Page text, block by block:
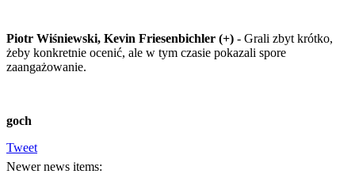
Piotr Wiśniewski, Kevin Friesenbichler (+) - Grali zbyt krótko,
żeby konkretnie ocenić, ale w tym czasie pokazali spore
zaangażowanie.
goch
Tweet
Newer news items: